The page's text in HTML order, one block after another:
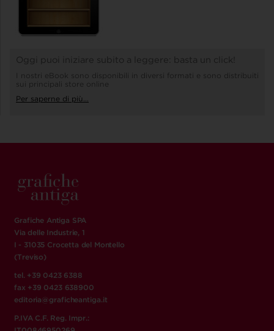
Oggi puoi iniziare subito a leggere: basta un click!
I nostri eBook sono disponibili in diversi formati e sono distribuiti
sui principali store online
Per saperne di più...
Grafiche Antiga SPA
Via delle Industrie, 1
I - 31035 Crocetta del Montello
(Treviso)
tel. +39 0423 6388
fax +39 0423 638900
editoria@graficheantiga.it
P.IVA C.F. Reg. Impr.: